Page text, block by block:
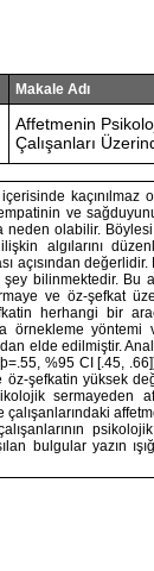
Makale Adı
Affetmenin
Çalışanları
empatinin ve
neden olabilir.
algılarını
açısından
bilinmektedir. Bu
ve öz-şefkat
herhangi bir
örnekleme
elde edilmiştir.
%95 CI [.45,
şefkatin yüksek
sermayeden
bulgular yazın